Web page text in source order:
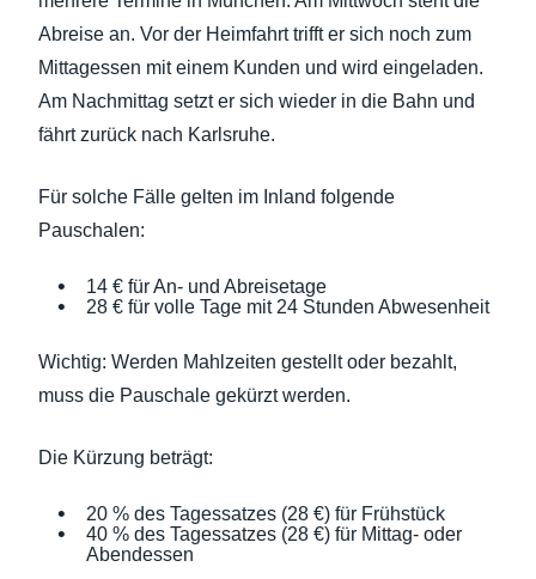
Abreise an. Vor der Heimfahrt trifft er sich noch zum
Mittagessen mit einem Kunden und wird eingeladen.
Am Nachmittag setzt er sich wieder in die Bahn und
fährt zurück nach Karlsruhe.
Für solche Fälle gelten im Inland folgende
Pauschalen:
14 € für An- und Abreisetage
28 € für volle Tage mit 24 Stunden Abwesenheit
Wichtig: Werden Mahlzeiten gestellt oder bezahlt,
muss die Pauschale gekürzt werden.
Die Kürzung beträgt:
20 % des Tagessatzes (28 €) für Frühstück
40 % des Tagessatzes (28 €) für Mittag- oder
Abendessen